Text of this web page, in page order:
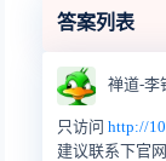
答案列表
禅道-李
只访问 http://
建议联系下官